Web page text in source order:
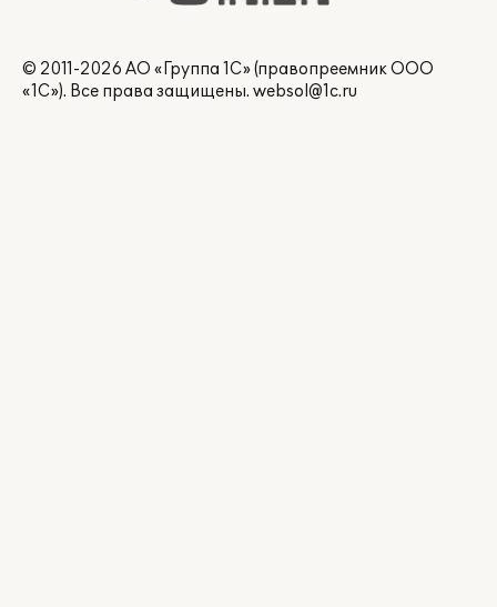
© 2011-2026 АО «Группа 1С» (правопреемник ООО
«1С»). Все права защищены. websol@1c.ru